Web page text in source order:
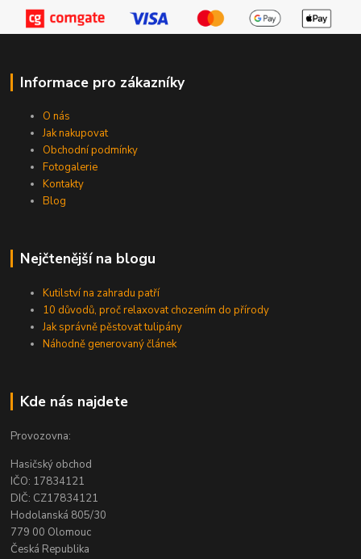
Informace pro zákazníky
O nás
Jak nakupovat
Obchodní podmínky
Fotogalerie
Kontakty
Blog
Nejčtenější na blogu
Kutilství na zahradu patří
10 důvodů, proč relaxovat chozením do přírody
Jak správně pěstovat tulipány
Náhodně generovaný článek
Kde nás najdete
Provozovna:
Hasičský obchod
IČO: 17834121
DIČ: CZ17834121
Hodolanská 805/30
779 00 Olomouc
Česká Republika